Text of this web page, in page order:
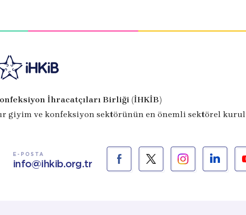
İhracatçıları Birliği (İHKİB)
giyim ve konfeksiyon sektörünün en önemli sektörel
E-POSTA
info@ihkib.org.tr